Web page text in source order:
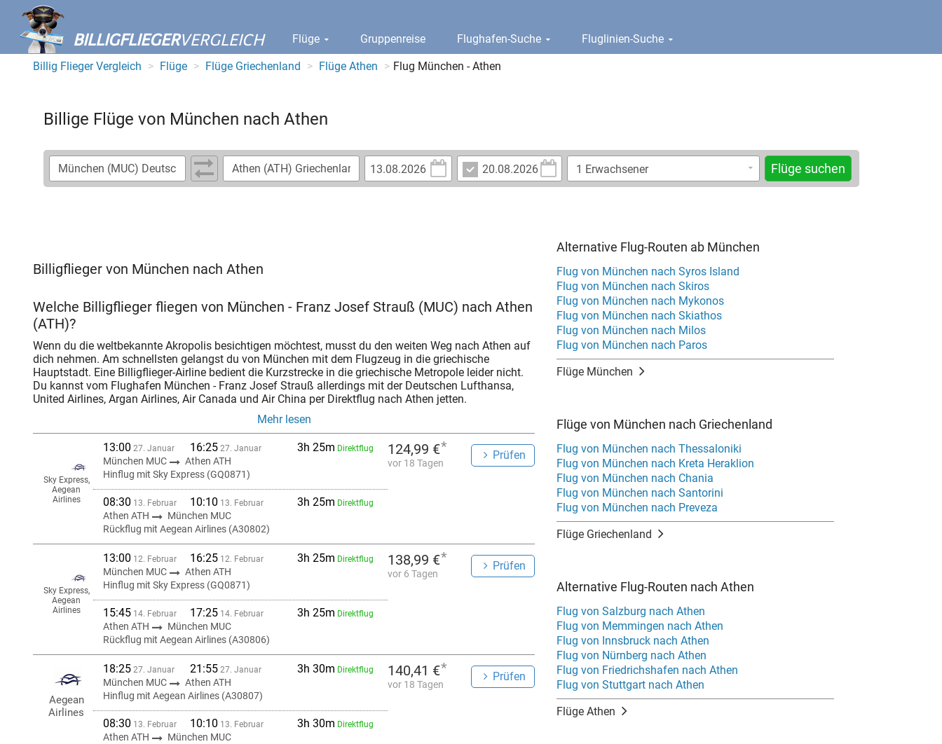
BILLIGFLIEGERVERGLEICH Flüge Gruppenreise Flughafen-Suche Fluglinien-Suche
Billig Flieger Vergleich Flüge Flüge Griechenland Flüge Athen Flug München - Athen
Billige Flüge von München nach Athen
Flüge suchen
Billigflieger von München nach Athen
Welche Billigflieger fliegen von München - Franz Josef Strauß (MUC) nach Athen
(ATH)?
Wenn du die weltbekannte Akropolis besichtigen möchtest, musst du den weiten Weg nach Athen auf
dich nehmen. Am schnellsten gelangst du von München mit dem Flugzeug in die griechische
Hauptstadt. Eine Billigflieger-Airline bedient die Kurzstrecke in die griechische Metropole leider nicht.
Du kannst vom Flughafen München - Franz Josef Strauß allerdings mit der Deutschen Lufthansa,
United Airlines, Argan Airlines, Air Canada und Air China per Direktflug nach Athen jetten.
Mehr lesen
13:00 27. Januar 16:25 27. Januar 3h 25m Direktflug
München MUC
Athen ATH
Hinflug mit Sky Express (GQ0871)
08:30 13. Februar 10:10 13. Februar 3h 25m Direktflug
Athen ATH
München MUC
Rückflug mit Aegean Airlines (A30802)
Sky Express,
Aegean
Airlines
124,99 €*
vor 18 Tagen
Prüfen
13:00 12. Februar 16:25 12. Februar 3h 25m Direktflug
München MUC
Athen ATH
Hinflug mit Sky Express (GQ0871)
15:45 14. Februar 17:25 14. Februar 3h 25m Direktflug
Athen ATH
München MUC
Rückflug mit Aegean Airlines (A30806)
Sky Express,
Aegean
Airlines
138,99 €*
vor 6 Tagen
Prüfen
18:25 27. Januar 21:55 27. Januar 3h 30m Direktflug
München MUC
Athen ATH
Hinflug mit Aegean Airlines (A30807)
08:30 13. Februar 10:10 13. Februar 3h 30m Direktflug
Athen ATH
München MUC
Aegean
Airlines
140,41 €*
vor 18 Tagen
Prüfen
Alternative Flug-Routen ab München
Flug von München nach Syros Island
Flug von München nach Skiros
Flug von München nach Mykonos
Flug von München nach Skiathos
Flug von München nach Milos
Flug von München nach Paros
Flüge München
Flüge von München nach Griechenland
Flug von München nach Thessaloniki
Flug von München nach Kreta Heraklion
Flug von München nach Chania
Flug von München nach Santorini
Flug von München nach Preveza
Flüge Griechenland
Alternative Flug-Routen nach Athen
Flug von Salzburg nach Athen
Flug von Memmingen nach Athen
Flug von Innsbruck nach Athen
Flug von Nürnberg nach Athen
Flug von Friedrichshafen nach Athen
Flug von Stuttgart nach Athen
Flüge Athen